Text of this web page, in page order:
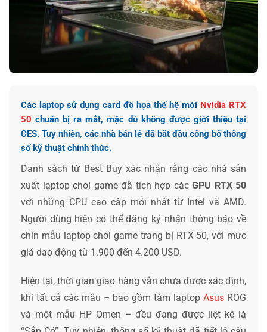
Các laptop sử dụng card đồ họa thế hệ mới Nvidia RTX
50 chuẩn bị ra mắt, mặc dù không được giới thiệu tại
CES. Tuy nhiên, các nhà bán lẻ đã bắt đầu công bố thông
số kỹ thuật chính thức.
Danh sách từ Best Buy xác nhận rằng các nhà sản
xuất laptop chơi game đã tích hợp các GPU RTX 50
với những CPU cao cấp mới nhất từ Intel và AMD.
Người dùng hiện có thể đăng ký nhận thông báo về
chín mẫu laptop chơi game trang bị RTX 50, với mức
giá dao động từ 1.900 đến 4.200 USD.
Hiện tại, thời gian giao hàng vẫn chưa được xác định,
khi tất cả các mẫu – bao gồm tám laptopAsus ROG
và một mẫu HP Omen – đều đang được liệt kê là